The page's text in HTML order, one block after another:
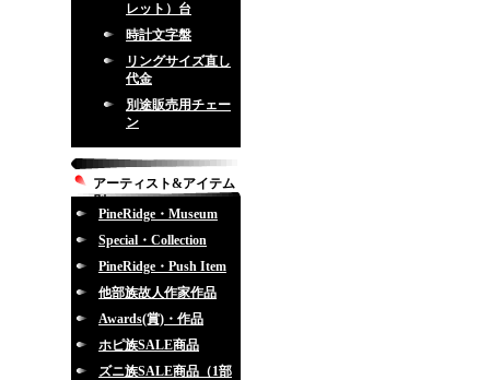
レット）台
時計文字盤
リングサイズ直し
代金
別途販売用チェー
ン
アーティスト&アイテム
別
PineRidge・Museum
Special・Collection
PineRidge・Push Item
他部族故人作家作品
Awards(賞)・作品
ホピ族SALE商品
ズニ族SALE商品（1部